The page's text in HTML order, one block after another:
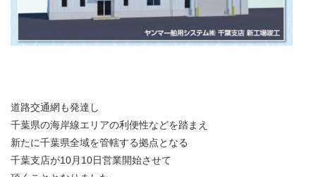
道路交通網も発達し
千葉県の海岸線エリアの利便性などを踏まえ
新たに千葉県全域を管轄する拠点となる
千葉支店が10月10日営業開始させて